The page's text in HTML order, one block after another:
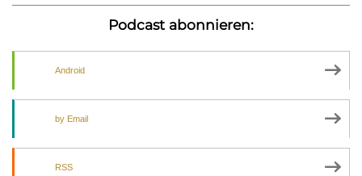
Podcast abonnieren:
Android
by Email
RSS